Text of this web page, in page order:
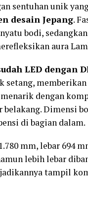
sentuhan unik
desain Jepang.
bodi,
aura
LED dengan
setang,
dengan
Dimensi
di bagian dalam.
mm, lebar 694
lebih lebar
tampil